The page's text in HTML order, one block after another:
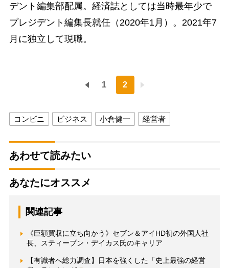
デント編集部配属。経済誌としては当時最年少で
プレジデント編集長就任（2020年1月）。2021年7
月に独立して現職。
1 2
コンビニ ビジネス 小倉健一 経営者
あわせて読みたい
あなたにオススメ
関連記事
《巨額買収に立ち向かう》セブン＆アイHD初の外国人社
長、スティーブン・デイカス氏のキャリア
【有識者へ総力調査】日本を強くした「史上最強の経営